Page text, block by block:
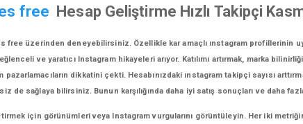
free Hesap Geliştirme Hızlı Takipçi
üzerinden deneyebilirsiniz. Özellikle kar amaçlı ınstagram profillerinin
ve yaratıcı Instagram hikayeleri arıyor. Katılımı artırmak, marka
dikkatini çekti. Hesabınızdaki ınstagram takipçi sayısı
de sağlaya bilirsiniz. Bunun karşılığında daha iyi satış sonuçları ve daha
için görünümleri veya Instagram vurgularını görüntüleyin. Her iki